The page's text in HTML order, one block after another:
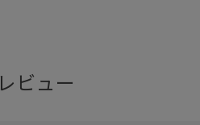
レビュー